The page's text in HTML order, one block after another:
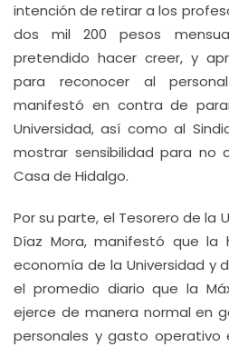
intención de retirar a los
dos mil 200 pesos
pretendido hacer creer, y
para reconocer al
manifestó en contra de
Universidad, así como al
mostrar sensibilidad para no
Casa de Hidalgo.
Por su parte, el Tesorero de la
Díaz Mora, manifestó que la
economía de la Universidad y
el promedio diario que la
ejerce de manera normal en
personales y gasto operativo